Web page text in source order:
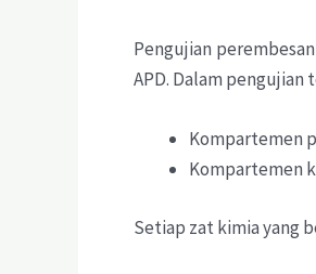
Pengujian
APD. Dalam
Kompartemen
Kompartemen
Setiap zat kimia yang